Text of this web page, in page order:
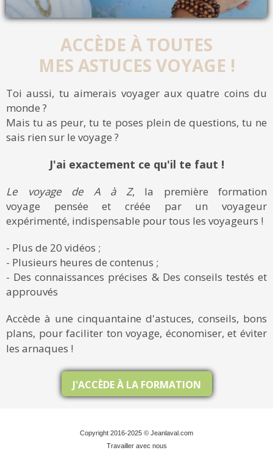
ACCÈDE À TOUTES
MES ASTUCES VOYAGE !
Toi aussi, tu aimerais voyager aux quatre coins du
monde ?
Mais tu as peur, tu te poses plein de questions, tu ne
sais rien sur le voyage ?
J'ai exactement ce qu'il te faut !
Le voyage de A à Z, la première formation
voyage pensée et créée par un voyageur
expérimenté, indispensable pour tous les voyageurs !
- Plus de 20 vidéos ;
- Plusieurs heures de contenus ;
- Des connaissances précises & Des conseils testés et
approuvés
Accède à une cinquantaine d'astuces, conseils, bons
plans, pour faciliter ton voyage, économiser, et éviter
les arnaques !
J'ACCÈDE À LA FORMATION
Copyright 2016-2025 © Jeanlaval.com
Travailler avec nous